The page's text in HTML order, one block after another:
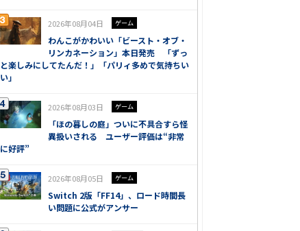
2026年08月04日 ゲーム
わんこがかわいい「ビースト・オブ・
リンカネーション」本日発売 「ずっ
と楽しみにしてたんだ！」「パリィ多めで気持ちい
い」
2026年08月03日 ゲーム
「ほの暮しの庭」ついに不具合すら怪
異扱いされる ユーザー評価は“非常
に好評”
2026年08月05日 ゲーム
Switch 2版「FF14」、ロード時間長
い問題に公式がアンサー